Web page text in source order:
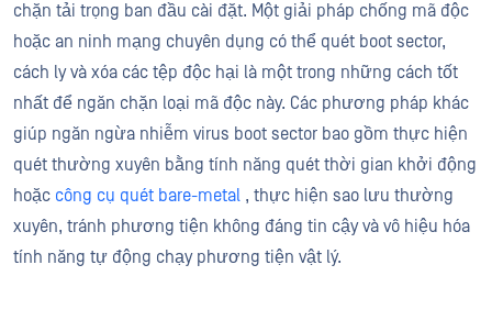
chặn tải trọng ban đầu cài đặt. Một giải pháp chống mã độc
hoặc an ninh mạng chuyên dụng có thể quét boot sector,
cách ly và xóa các tệp độc hại là một trong những cách tốt
nhất để ngăn chặn loại mã độc này. Các phương pháp khác
giúp ngăn ngừa nhiễm virus boot sector bao gồm thực hiện
quét thường xuyên bằng tính năng quét thời gian khởi động
hoặc công cụ quét bare-metal , thực hiện sao lưu thường
xuyên, tránh phương tiện không đáng tin cậy và vô hiệu hóa
tính năng tự động chạy phương tiện vật lý.